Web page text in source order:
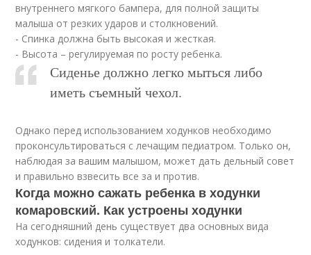
внутреннего мягкого бампера, для полной защиты
малыша от резких ударов и столкновений.
- Спинка должна быть высокая и жесткая.
- Высота – регулируемая по росту ребенка.
Сиденье должно легко мыться либо
иметь съемный чехол.
Однако перед использованием ходунков необходимо
проконсультироваться с лечащим педиатром. Только он,
наблюдая за вашим малышом, может дать дельный совет
и правильно взвесить все за и против.
Когда можно сажать ребенка в ходунки
комаровский. Как устроены ходунки
На сегодняшний день существует два основных вида
ходунков: сидения и толкатели.